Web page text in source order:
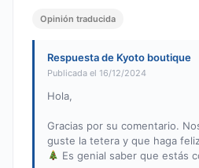
Opinión traducida
Respuesta de Kyoto boutique
Publicada el 16/12/2024
Hola,
Gracias por su comentario.
guste la tetera y que haga
Es genial saber que estás